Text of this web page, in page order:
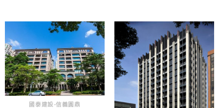
國泰建設-信義圓鼎